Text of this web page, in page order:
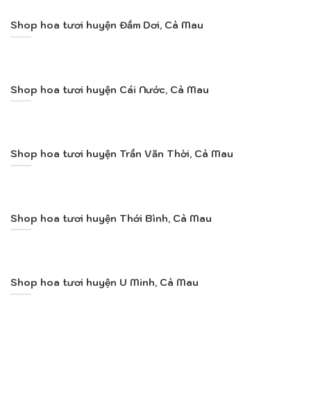
Shop hoa tươi huyện Đầm Dơi, Cà Mau
Shop hoa tươi huyện Cái Nước, Cà Mau
Shop hoa tươi huyện Trần Văn Thời, Cà Mau
Shop hoa tươi huyện Thới Bình, Cà Mau
Shop hoa tươi huyện U Minh, Cà Mau